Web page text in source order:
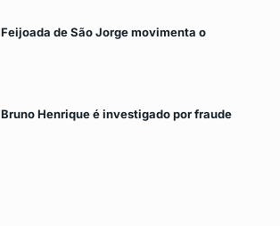
Feijoada de São Jorge movimenta o
Bruno Henrique é investigado por fraude